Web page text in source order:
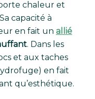
chaleur et
capacité à
en fait un allié
. Dans les
et aux taches
en fait
qu’esthétique.